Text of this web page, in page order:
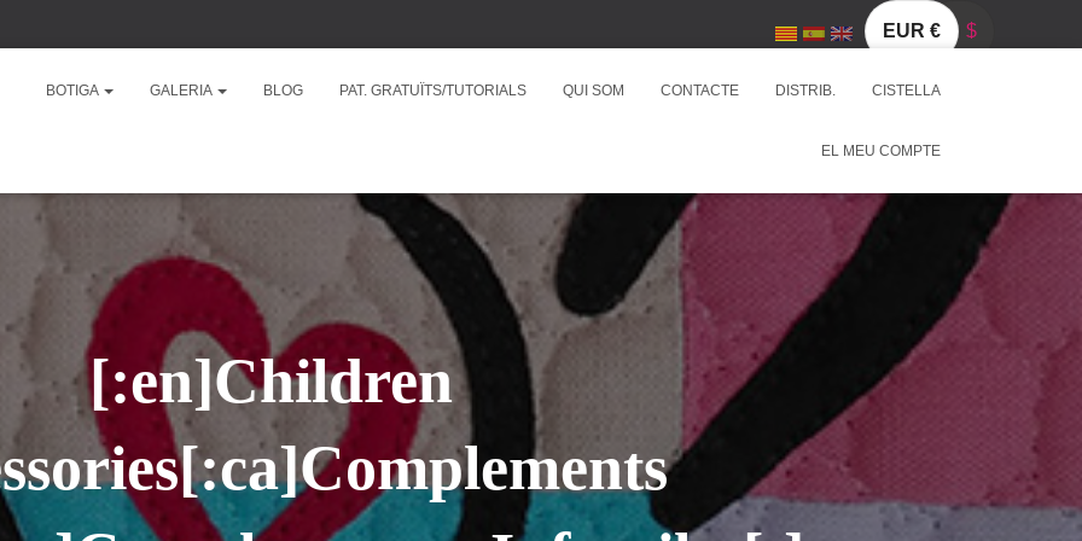
EUR € $
BOTIGA GALERIA BLOG PAT. GRATUÏTS/TUTORIALS QUI SOM CONTACTE DISTRIB. CISTELLA
EL MEU COMPTE
[:en]Children